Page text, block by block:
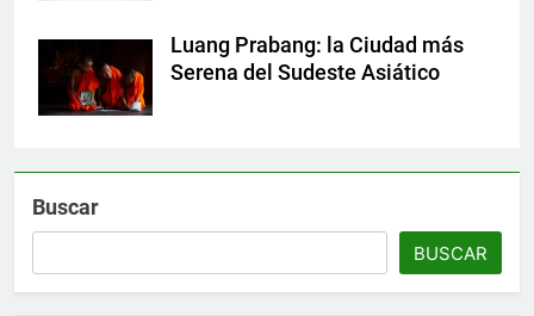
Luang Prabang: la Ciudad más
Serena del Sudeste Asiático
Buscar
BUSCAR